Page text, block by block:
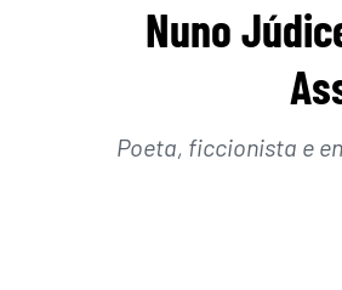
Nuno
Poeta, ficcionista e